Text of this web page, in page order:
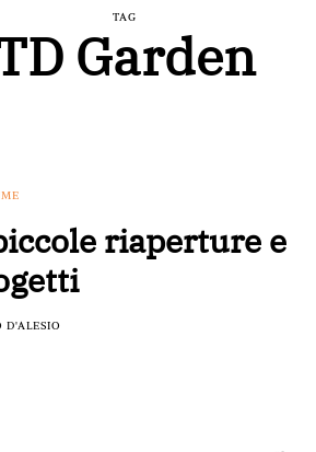
TAG
Garden
riaperture e
D'ALESIO